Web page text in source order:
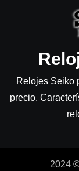
Relojes Seiko
precio.
2024